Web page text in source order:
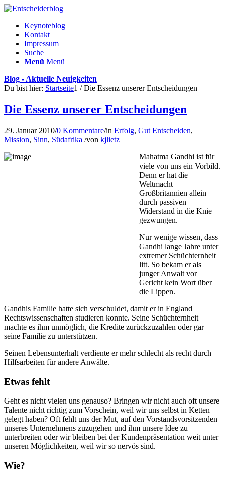
Keynoteblog
Kontakt
Impressum
Suche
Menü Menü
Blog - Aktuelle Neuigkeiten
Du bist hier: Startseite1 / Die Essenz unserer Entscheidungen
Die Essenz unserer Entscheidungen
29. Januar 2010/0 Kommentare/in Erfolg, Gut Entscheiden,
Mission, Sinn, Südafrika /von kjlietz
Mahatma Gandhi ist für
viele von uns ein Vorbild.
Denn er hat die
Weltmacht
Großbritannien allein
durch passiven
Widerstand in die Knie
gezwungen.
Nur wenige wissen, dass
Gandhi lange Jahre unter
extremer Schüchternheit
litt. So bekam er als
junger Anwalt vor
Gericht kein Wort über
die Lippen.
Gandhis Familie hatte sich verschuldet, damit er in England
Rechtswissenschaften studieren konnte. Seine Schüchternheit
machte es ihm unmöglich, die Kredite zurückzuzahlen oder gar
seine Familie zu unterstützen.
Seinen Lebensunterhalt verdiente er mehr schlecht als recht durch
Hilfsarbeiten für andere Anwälte.
Etwas fehlt
Geht es nicht vielen uns genauso? Bringen wir nicht auch oft unsere
Talente nicht richtig zum Vorschein, weil wir uns selbst in Ketten
gelegt haben? Oft fehlt uns der Mut, auf den Vorstandsvorsitzenden
unseres Unternehmens zuzugehen und ihm unsere Idee zu
unterbreiten oder wir bleiben bei der Kundenpräsentation weit unter
unseren Möglichkeiten, weil wir so nervös sind.
Wie?